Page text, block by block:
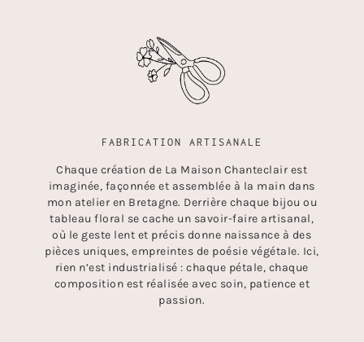
FABRICATION ARTISANALE
Chaque création de La Maison Chanteclair est
imaginée, façonnée et assemblée à la main dans
mon atelier en Bretagne. Derrière chaque bijou ou
tableau floral se cache un savoir-faire artisanal,
où le geste lent et précis donne naissance à des
pièces uniques, empreintes de poésie végétale. Ici,
rien n’est industrialisé : chaque pétale, chaque
composition est réalisée avec soin, patience et
passion.